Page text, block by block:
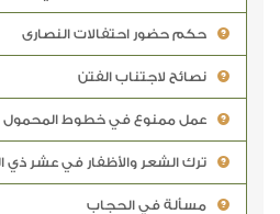
حكم حضور احتفالات النصارى
نصائح لاجتناب الفتن
عمل ممنوع في خطوط المحمول
ترك الشعر والأظفار في عشر ذي
مسألة في الحجاب